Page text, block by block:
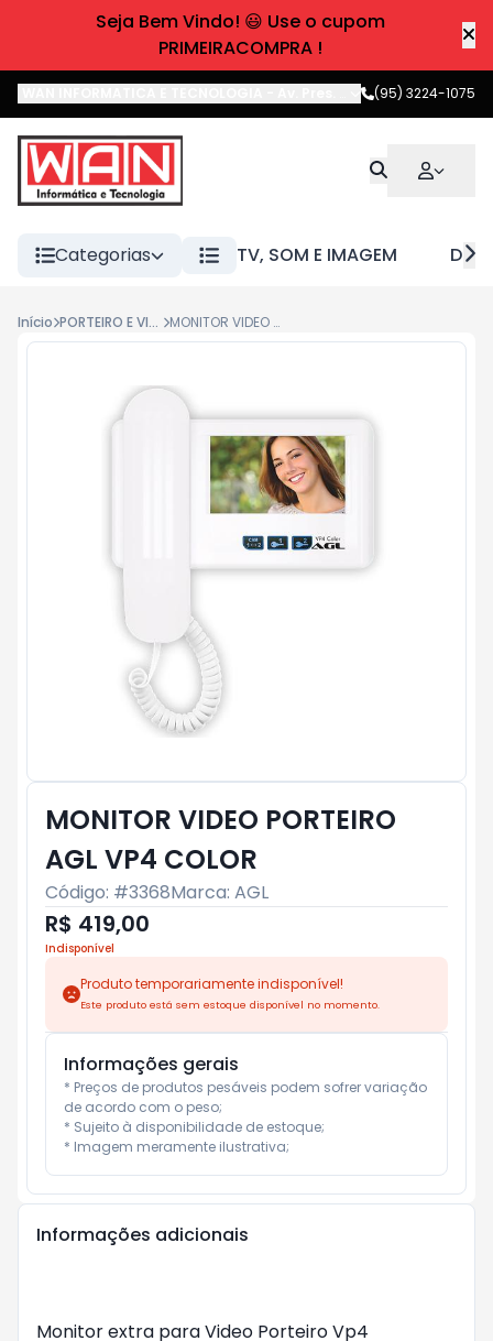
Seja Bem Vindo! 😃 Use o cupom
PRIMEIRACOMPRA !
Av. Pres. Castelo Branco,Boa
(95) 3224-1075
Categorias TV, SOM E IMAGEM
Início PORTEIRO E VIDEO PORTEIRO MONITOR VIDEO PORTEIRO AGL VP4 COLOR
MONITOR VIDEO PORTEIRO
AGL VP4 COLOR
Código: #3368Marca: AGL
R$ 419,00
Indisponível
Produto temporariamente indisponível!
Este produto está sem estoque disponível no momento.
Informações gerais
* Preços de produtos pesáveis podem sofrer variação
de acordo com o peso;
* Sujeito à disponibilidade de estoque;
* Imagem meramente ilustrativa;
Informações adicionais
Monitor extra para Video Porteiro Vp4